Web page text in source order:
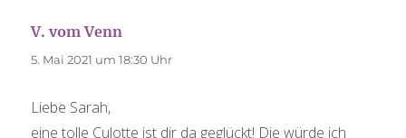
V. vom Venn
5. Mai 2021 um 18:30 Uhr
Liebe Sarah,
eine tolle Culotte ist dir da geglückt! Die würde ich